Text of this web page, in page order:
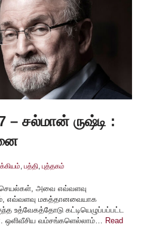
– சல்மான் ருஷ்டி :
பத்தி புத்தகம்
அவை எவ்வளவு
எவ்வளவு மகத்தானவையாக
உத்வேகத்தோடு கட்டியெழுப்பப்பட்ட
ஒளிவீசிய வம்சங்களெல்லாம்…
Read